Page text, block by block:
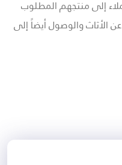
إلى منتجهم المطلوب
الأثاث والوصول أيضاً إلى